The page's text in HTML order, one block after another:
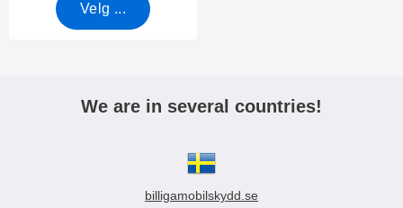
Velg ...
We are in several countries!
billigamobilskydd.se